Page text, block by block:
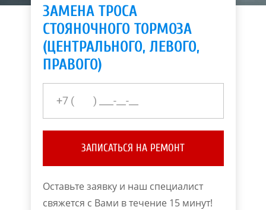
ЗАМЕНА ТРОСА
СТОЯНОЧНОГО ТОРМОЗА
(ЦЕНТРАЛЬНОГО, ЛЕВОГО,
ПРАВОГО)
ЗАПИСАТЬСЯ НА РЕМОНТ
Оставьте заявку и наш специалист
свяжется с Вами в течение 15 минут!